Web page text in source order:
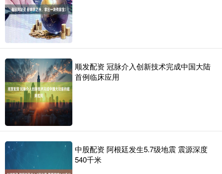
顺发配资 冠脉介入创新技术完成中国大陆
首例临床应用
中股配资 阿根廷发生5.7级地震 震源深度
540千米